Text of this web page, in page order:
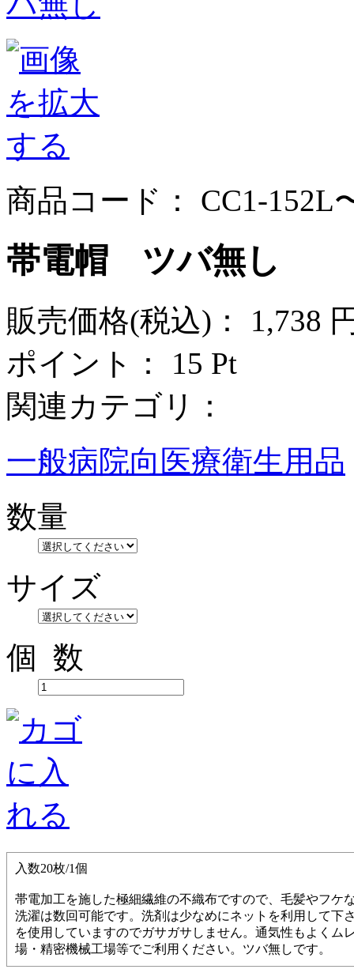
商品コード： CC1-152L
帯電帽 ツバ無し
販売価格(税込) ： 1,738
ポイント： 15 Pt
関連カテゴリ：
一般病院向医療衛生用品
数量
サイズ
個 数
入数20枚/1個
帯電加工を施した極細繊維の不織布ですので、毛髪やフケ
洗濯は数回可能です。洗剤は少なめにネットを利用して下
を使用していますのでガサガサしません。通気性もよく
場・精密機械工場等でご利用ください。ツバ無しです。